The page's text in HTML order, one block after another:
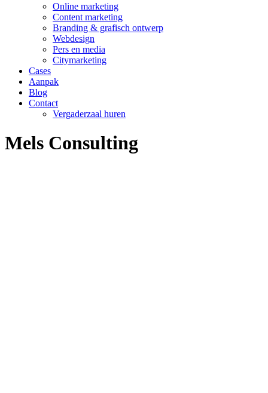
Online marketing
Content marketing
Branding & grafisch ontwerp
Webdesign
Pers en media
Citymarketing
Cases
Aanpak
Blog
Contact
Vergaderzaal huren
Mels Consulting